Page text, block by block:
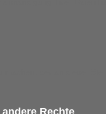
Rechte